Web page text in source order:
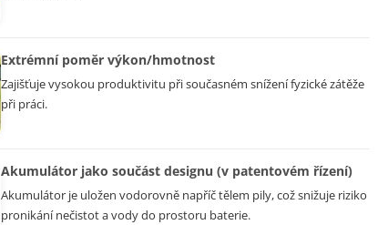
Extrémní poměr výkon/hmotnost
Zajišťuje vysokou produktivitu při současném snížení fyzické zátěže
při práci.
Akumulátor jako součást designu (v patentovém řízení)
Akumulátor je uložen vodorovně napříč tělem pily, což snižuje riziko
pronikání nečistot a vody do prostoru baterie.